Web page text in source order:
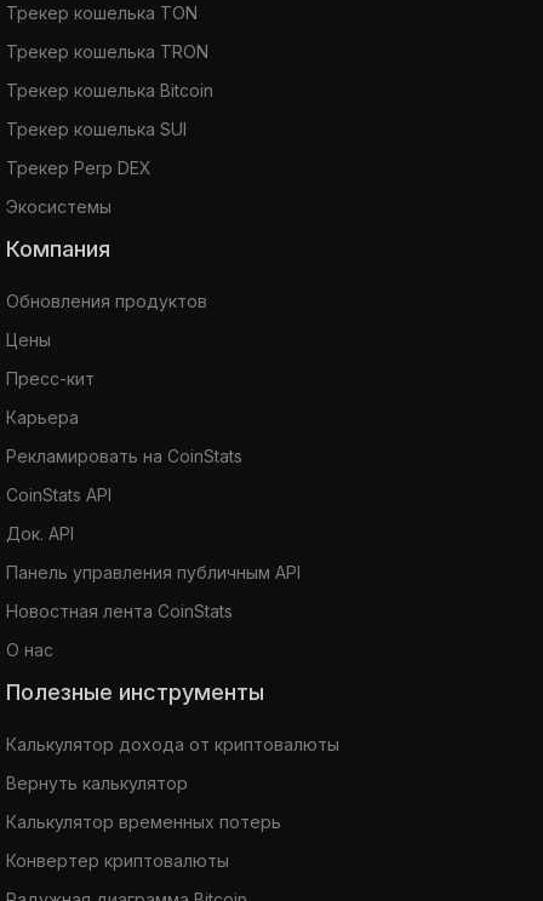
Трекер кошелька TON
Трекер кошелька TRON
Трекер кошелька Bitcoin
Трекер кошелька SUI
Трекер Perp DEX
Экосистемы
Компания
Обновления продуктов
Цены
Пресс-кит
Карьера
Рекламировать на CoinStats
CoinStats API
Док. API
Панель управления публичным API
Новостная лента CoinStats
О нас
Полезные инструменты
Калькулятор дохода от криптовалюты
Вернуть калькулятор
Калькулятор временных потерь
Конвертер криптовалюты